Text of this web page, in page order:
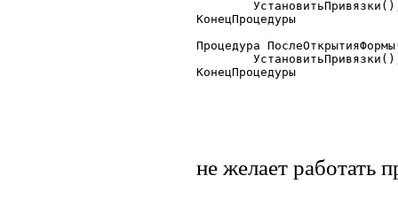
КонецПроцедуры
Процедура
КонецПроцедуры
не желает работать